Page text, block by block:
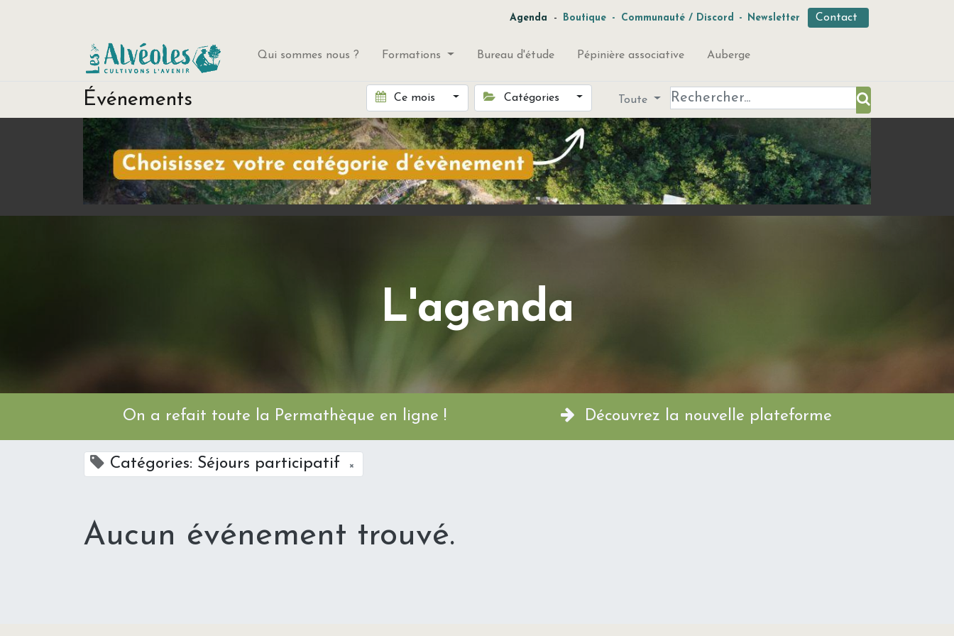
Agenda - Boutique - Communauté / Discord - Newsletter Contact
Qui sommes nous ? Formations Bureau d'étude Pépinière associative Auberge
Événements Ce mois Catégories Toute
L'agenda
On a refait toute la Permathèque en ligne ! Découvrez la nouvelle plateforme
Catégories: Séjours participatif ×
Aucun événement trouvé.